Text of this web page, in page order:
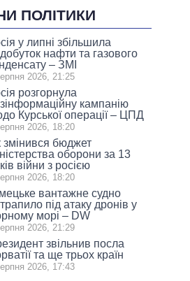
ПОЛІТИКИ
у липні збільшила
нафти та газового
– ЗМІ
2026, 21:25
розгорнула
кампанію
Курської операції – ЦПД
2026, 18:20
змінився бюджет
оборони за 13
війни з росією
2026, 18:20
вантажне судно
під атаку дронів у
морі – DW
2026, 21:29
звільнив посла
та ще трьох країн
2026, 17:43